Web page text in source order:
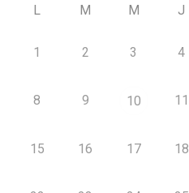
L M M J
1 2 3 4
8 9 10 11
15 16 17 18